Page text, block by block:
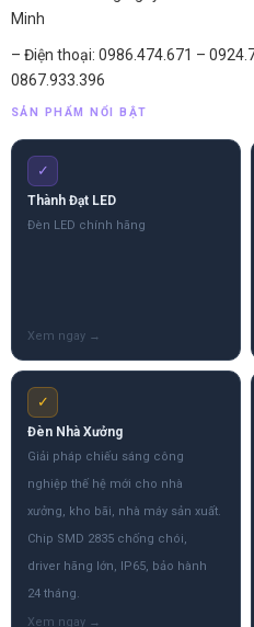
Minh
– Điện thoại: 0986.474.671 –
0867.933.396
SẢN PHẨM NỔI BẬT
✓
Thành Đạt LED
Đèn LED chính hãng
✓
Đèn Nhà Xưởng
Giải pháp chiếu sáng công
nghiệp thế hệ mới cho nhà
xưởng, kho bãi, nhà máy sản xuất.
Chip SMD 2835 chống chói,
driver hãng lớn, IP65, bảo hành
24 tháng.